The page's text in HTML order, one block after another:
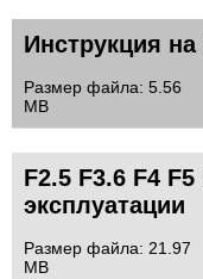
Инструкция на
Размер файла: 5.56
MB
F2.5 F3.6 F4
эксплуатации
Размер файла: 21.97
MB